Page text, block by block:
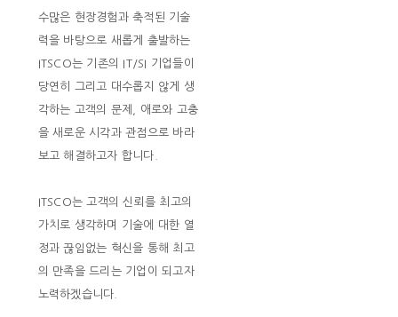
수많은 현장경험과 축적된 기술
력을 바탕으로 새롭게 출발하는
ITSCO는 기존의 IT/SI 기업들이
당연히 그리고 대수롭지 않게 생
각하는 고객의 문제, 애로와 고충
을 새로운 시각과 관점으로 바라
보고 해결하고자 합니다.
ITSCO는 고객의 신뢰를 최고의
가치로 생각하며 기술에 대한 열
정과 끊임없는 혁신을 통해 최고
의 만족을 드리는 기업이 되고자
노력하겠습니다.